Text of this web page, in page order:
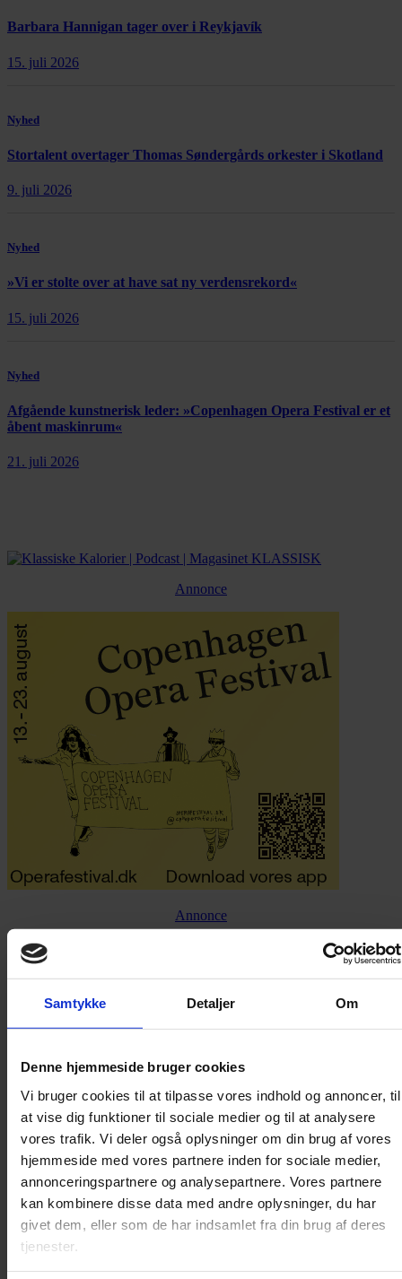
Samtykke Detaljer Om
Denne hjemmeside bruger cookies
Vi bruger cookies til at tilpasse vores indhold og annoncer, til
at vise dig funktioner til sociale medier og til at analysere
vores trafik. Vi deler også oplysninger om din brug af vores
hjemmeside med vores partnere inden for sociale medier,
annonceringspartnere og analysepartnere. Vores partnere
kan kombinere disse data med andre oplysninger, du har
givet dem, eller som de har indsamlet fra din brug af deres
tjenester.
Barbara Hannigan tager over i Reykjavík
15. juli 2026
Nyhed
Stortalent overtager Thomas Søndergårds orkester i Skotland
9. juli 2026
Nyhed
»Vi er stolte over at have sat ny verdensrekord«
15. juli 2026
Nyhed
Afgående kunstnerisk leder: »Copenhagen Opera Festival er et
åbent maskinrum«
21. juli 2026
Annonce
Annonce
FLERE PLADENYHEDER